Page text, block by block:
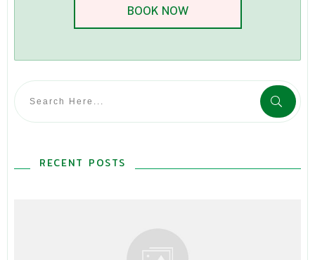
BOOK NOW
RECENT POSTS